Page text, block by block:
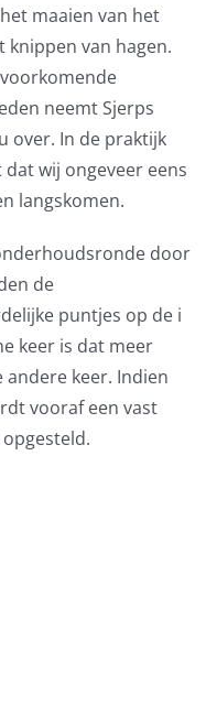
maaien van het
knippen van hagen.
neemt Sjerps
over. In de praktijk
wij ongeveer eens
langskomen.
door
de
puntjes op de i
keer is dat meer
andere keer. Indien
vooraf een vast